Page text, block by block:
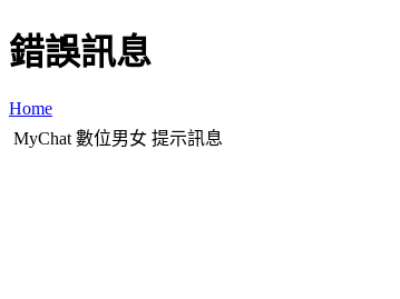
錯誤訊息
Home
MyChat 數位男女 提示訊息